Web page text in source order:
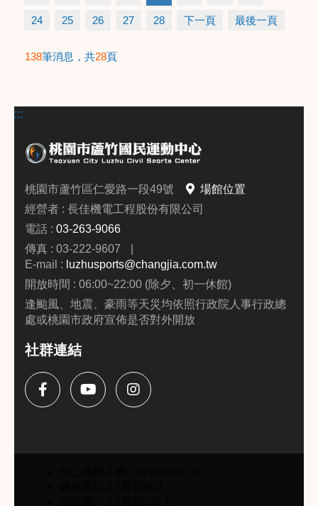
24 25 26 27 28 下一頁 最後一頁
138筆消息，共28頁
:::
桃園市蘆竹區仁愛路一段49號
場館位置
經營者 : 長佳機電工程股份有限公司
電話 : 03-263-9066
傳真 : 03-222-9607
E-mail : luzhusports@changjia.com.tw
開放時間 : 06:00~22:00 (除夕、初一休館)
逢颱風、地震、豪雨等天災均依照行政院人事行政總
處或桃園市政府宣佈是否對外開放
社群連結